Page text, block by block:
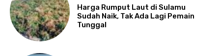
Harga Rumput Laut di Sulamu
Sudah Naik, Tak Ada Lagi Pemain
Tunggal